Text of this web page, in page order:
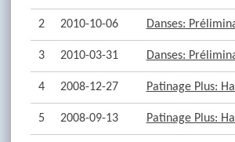
2 2010-10-06 Danses:
3 2010-03-31 Danses:
4 2008-12-27 Patinage Plus:
5 2008-09-13 Patinage Plus: